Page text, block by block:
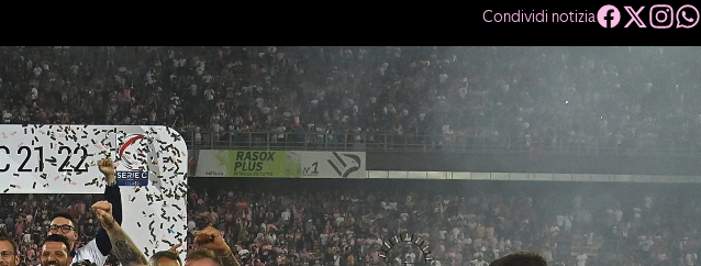
Condividi notizia